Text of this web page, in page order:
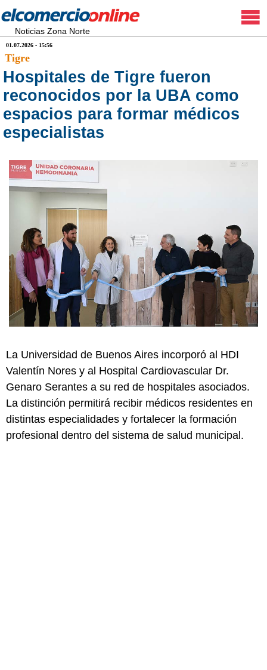
Noticias Zona Norte
01.07.2026 - 15:56
Tigre
Hospitales de Tigre fueron
reconocidos por la UBA como
espacios para formar médicos
especialistas
La Universidad de Buenos Aires incorporó al HDI
Valentín Nores y al Hospital Cardiovascular Dr.
Genaro Serantes a su red de hospitales asociados.
La distinción permitirá recibir médicos residentes en
distintas especialidades y fortalecer la formación
profesional dentro del sistema de salud municipal.